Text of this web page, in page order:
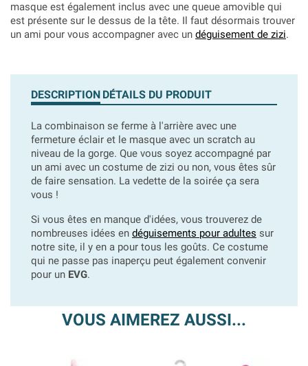
masque est également inclus avec une queue amovible qui
est présente sur le dessus de la tête. Il faut désormais trouver
un ami pour vous accompagner avec un déguisement de zizi.
DESCRIPTION DÉTAILS DU PRODUIT
La combinaison se ferme à l'arrière avec une
fermeture éclair et le masque avec un scratch au
niveau de la gorge. Que vous soyez accompagné par
un ami avec un costume de zizi ou non, vous êtes sûr
de faire sensation. La vedette de la soirée ça sera
vous !
Si vous êtes en manque d'idées, vous trouverez de
nombreuses idées en déguisements pour adultes sur
notre site, il y en a pour tous les goûts. Ce costume
qui ne passe pas inaperçu peut également convenir
pour un EVG.
VOUS AIMEREZ AUSSI...